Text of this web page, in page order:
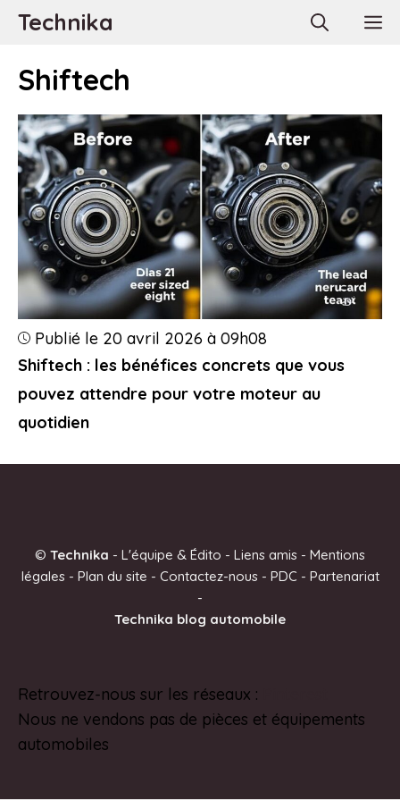
AllerTechnika
Shiftech
Shiftech : les bénéfices concrets que vous
pouvez attendre pour votre moteur au
quotidien
Publié le 20 avril 2026 à 09h08
© Technika - L'équipe & Édito - Liens amis - Mentions
légales- Plan du site - Contactez-nous- PDC - Partenariat
-
Technika blog automobile
Retrouvez-nous sur les réseaux :
Nous ne vendons pas de pièces et équipements
automobiles